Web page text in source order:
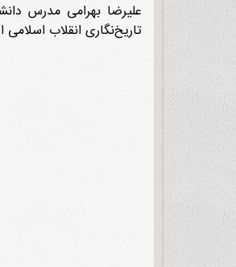
علیرضا بهرامی مدرس
تاریخ‌نگاری انقلاب